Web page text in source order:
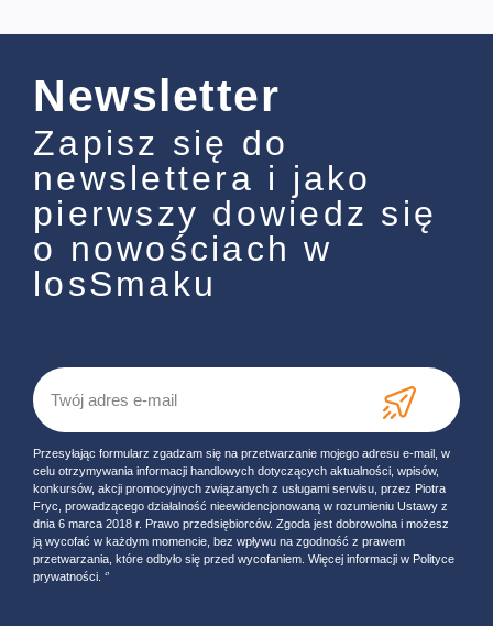
Newsletter
Zapisz się do
newslettera i jako
pierwszy dowiedz się
o nowościach w
losSmaku
Przesyłając formularz zgadzam się na przetwarzanie mojego adresu e-mail, w
celu otrzymywania informacji handlowych dotyczących aktualności, wpisów,
konkursów, akcji promocyjnych związanych z usługami serwisu, przez Piotra
Fryc, prowadzącego działalność nieewidencjonowaną w rozumieniu Ustawy z
dnia 6 marca 2018 r. Prawo przedsiębiorców. Zgoda jest dobrowolna i możesz
ją wycofać w każdym momencie, bez wpływu na zgodność z prawem
przetwarzania, które odbyło się przed wycofaniem. Więcej informacji w Polityce
prywatności. ‘’